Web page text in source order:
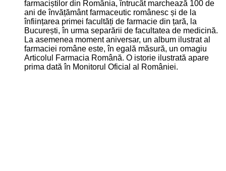
farmaciștilor din România, întrucât marchează 100 de
ani de învățământ farmaceutic românesc și de la
înființarea primei facultăți de farmacie din țară, la
București, în urma separării de facultatea de medicină.
La asemenea moment aniversar, un album ilustrat al
farmaciei române este, în egală măsură, un omagiu
Articolul Farmacia Română. O istorie ilustrată apare
prima dată în Monitorul Oficial al României.